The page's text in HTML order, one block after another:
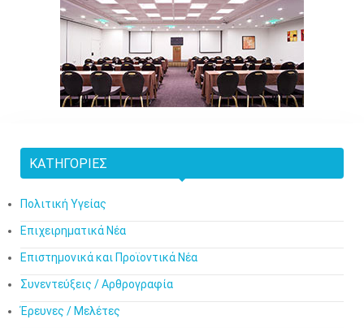
ΚΑΤΗΓΟΡΊΕΣ
Πολιτική Υγείας
Επιχειρηματικά Νέα
Επιστημονικά και Προϊοντικά Νέα
Συνεντεύξεις / Αρθρογραφία
Έρευνες / Μελέτες